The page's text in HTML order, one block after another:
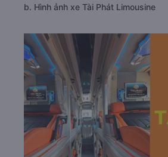
b. Hình ảnh xe Tài Phát Limousine